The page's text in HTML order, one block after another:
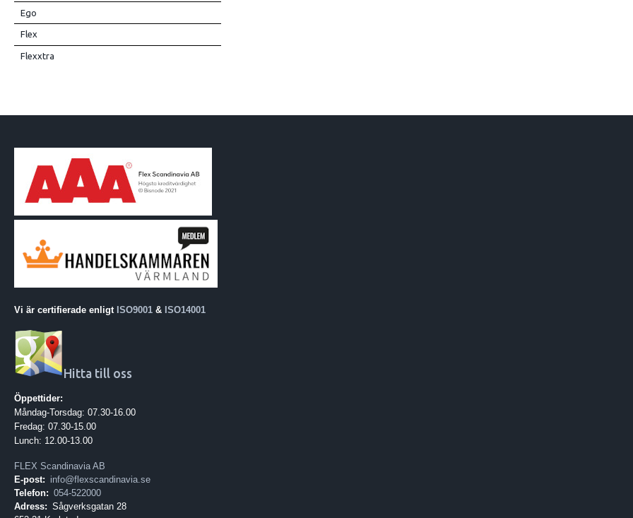
Ego
Flex
Flexxtra
Vi är certifierade enligt ISO9001 & ISO14001
Hitta till oss
Öppettider:
Måndag-Torsdag: 07.30-16.00
Fredag: 07.30-15.00
Lunch: 12.00-13.00
FLEX Scandinavia AB
E-post: info@flexscandinavia.se
Telefon: 054-522000
Adress: Sågverksgatan 28